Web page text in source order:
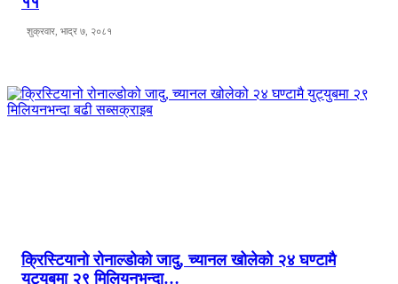
शुक्रवार, भाद्र ७, २०८१
क्रिस्टियानो रोनाल्डोको जादु, च्यानल खोलेको २४ घण्टामै
युट्युबमा २९ मिलियनभन्दा…